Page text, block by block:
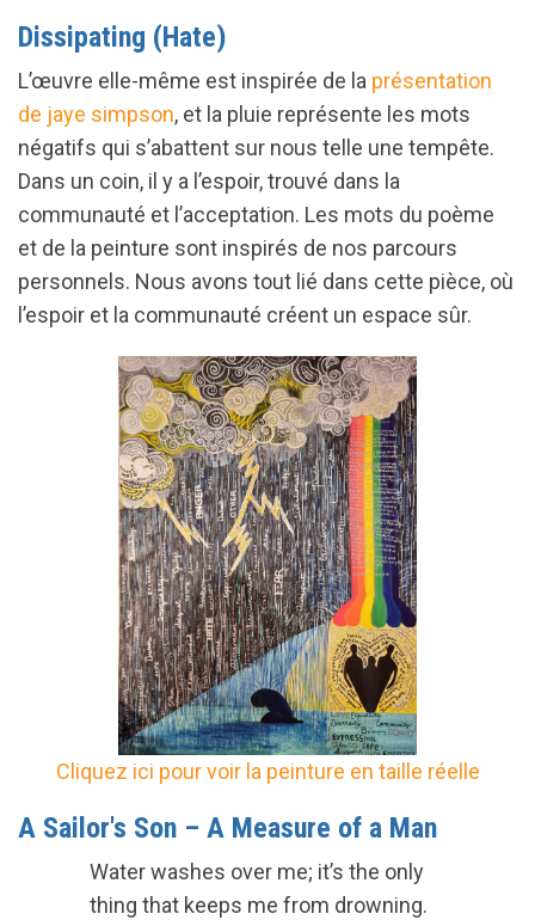
Dissipating (Hate)
L’œuvre elle-même est inspirée de la présentation
de jaye simpson, et la pluie représente les mots
négatifs qui s’abattent sur nous telle une tempête.
Dans un coin, il y a l’espoir, trouvé dans la
communauté et l’acceptation. Les mots du poème
et de la peinture sont inspirés de nos parcours
personnels. Nous avons tout lié dans cette pièce, où
l’espoir et la communauté créent un espace sûr.
Cliquez ici pour voir la peinture en taille réelle
A Sailor's Son – A Measure of a Man
Water washes over me; it’s the only
thing that keeps me from drowning.